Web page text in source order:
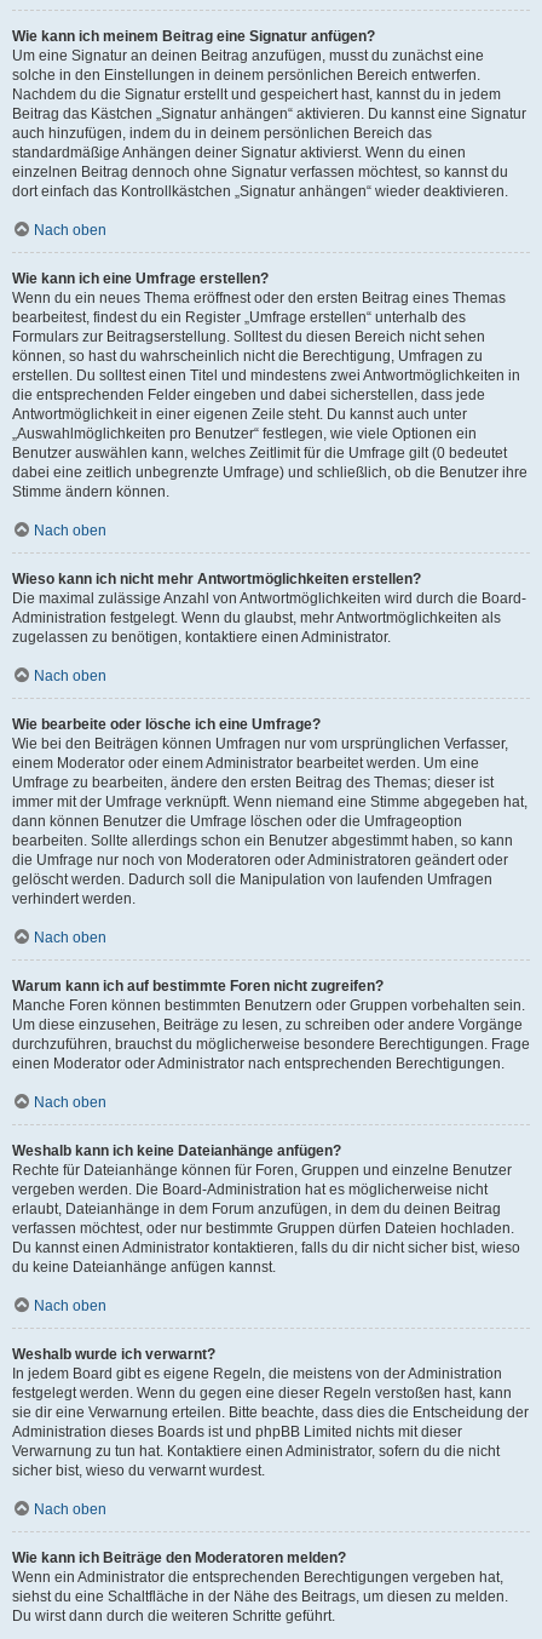
Wie kann ich meinem Beitrag eine Signatur anfügen?
Um eine Signatur an deinen Beitrag anzufügen, musst du zunächst eine
solche in den Einstellungen in deinem persönlichen Bereich entwerfen.
Nachdem du die Signatur erstellt und gespeichert hast, kannst du in jedem
Beitrag das Kästchen „Signatur anhängen“ aktivieren. Du kannst eine Signatur
auch hinzufügen, indem du in deinem persönlichen Bereich das
standardmäßige Anhängen deiner Signatur aktivierst. Wenn du einen
einzelnen Beitrag dennoch ohne Signatur verfassen möchtest, so kannst du
dort einfach das Kontrollkästchen „Signatur anhängen“ wieder deaktivieren.
Nach oben
Wie kann ich eine Umfrage erstellen?
Wenn du ein neues Thema eröffnest oder den ersten Beitrag eines Themas
bearbeitest, findest du ein Register „Umfrage erstellen“ unterhalb des
Formulars zur Beitragserstellung. Solltest du diesen Bereich nicht sehen
können, so hast du wahrscheinlich nicht die Berechtigung, Umfragen zu
erstellen. Du solltest einen Titel und mindestens zwei Antwortmöglichkeiten in
die entsprechenden Felder eingeben und dabei sicherstellen, dass jede
Antwortmöglichkeit in einer eigenen Zeile steht. Du kannst auch unter
„Auswahlmöglichkeiten pro Benutzer“ festlegen, wie viele Optionen ein
Benutzer auswählen kann, welches Zeitlimit für die Umfrage gilt (0 bedeutet
dabei eine zeitlich unbegrenzte Umfrage) und schließlich, ob die Benutzer ihre
Stimme ändern können.
Nach oben
Wieso kann ich nicht mehr Antwortmöglichkeiten erstellen?
Die maximal zulässige Anzahl von Antwortmöglichkeiten wird durch die Board-
Administration festgelegt. Wenn du glaubst, mehr Antwortmöglichkeiten als
zugelassen zu benötigen, kontaktiere einen Administrator.
Nach oben
Wie bearbeite oder lösche ich eine Umfrage?
Wie bei den Beiträgen können Umfragen nur vom ursprünglichen Verfasser,
einem Moderator oder einem Administrator bearbeitet werden. Um eine
Umfrage zu bearbeiten, ändere den ersten Beitrag des Themas; dieser ist
immer mit der Umfrage verknüpft. Wenn niemand eine Stimme abgegeben hat,
dann können Benutzer die Umfrage löschen oder die Umfrageoption
bearbeiten. Sollte allerdings schon ein Benutzer abgestimmt haben, so kann
die Umfrage nur noch von Moderatoren oder Administratoren geändert oder
gelöscht werden. Dadurch soll die Manipulation von laufenden Umfragen
verhindert werden.
Nach oben
Warum kann ich auf bestimmte Foren nicht zugreifen?
Manche Foren können bestimmten Benutzern oder Gruppen vorbehalten sein.
Um diese einzusehen, Beiträge zu lesen, zu schreiben oder andere Vorgänge
durchzuführen, brauchst du möglicherweise besondere Berechtigungen. Frage
einen Moderator oder Administrator nach entsprechenden Berechtigungen.
Nach oben
Weshalb kann ich keine Dateianhänge anfügen?
Rechte für Dateianhänge können für Foren, Gruppen und einzelne Benutzer
vergeben werden. Die Board-Administration hat es möglicherweise nicht
erlaubt, Dateianhänge in dem Forum anzufügen, in dem du deinen Beitrag
verfassen möchtest, oder nur bestimmte Gruppen dürfen Dateien hochladen.
Du kannst einen Administrator kontaktieren, falls du dir nicht sicher bist, wieso
du keine Dateianhänge anfügen kannst.
Nach oben
Weshalb wurde ich verwarnt?
In jedem Board gibt es eigene Regeln, die meistens von der Administration
festgelegt werden. Wenn du gegen eine dieser Regeln verstoßen hast, kann
sie dir eine Verwarnung erteilen. Bitte beachte, dass dies die Entscheidung der
Administration dieses Boards ist und phpBB Limited nichts mit dieser
Verwarnung zu tun hat. Kontaktiere einen Administrator, sofern du die nicht
sicher bist, wieso du verwarnt wurdest.
Nach oben
Wie kann ich Beiträge den Moderatoren melden?
Wenn ein Administrator die entsprechenden Berechtigungen vergeben hat,
siehst du eine Schaltfläche in der Nähe des Beitrags, um diesen zu melden.
Du wirst dann durch die weiteren Schritte geführt.